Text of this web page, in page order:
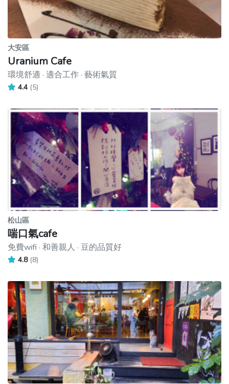
大安區
Uranium Cafe
環境舒適 · 適合工作 · 藝術氣質
4.4 (5)
松山區
喘口氣cafe
免費wifi · 和善親人 · 豆的品質好
4.8 (8)